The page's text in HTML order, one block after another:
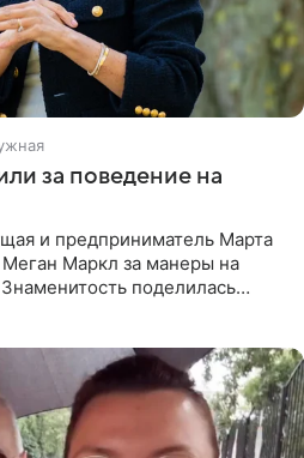
за поведение на
и предприниматель Марта
Маркл за манеры на
поделилась